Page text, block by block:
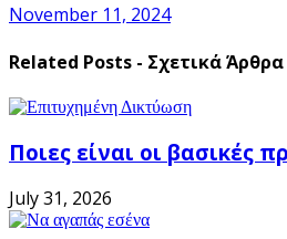
November 11, 2024
Related Posts - Σχετικά Άρθρα
Ποιες είναι οι βασικές
July 31, 2026